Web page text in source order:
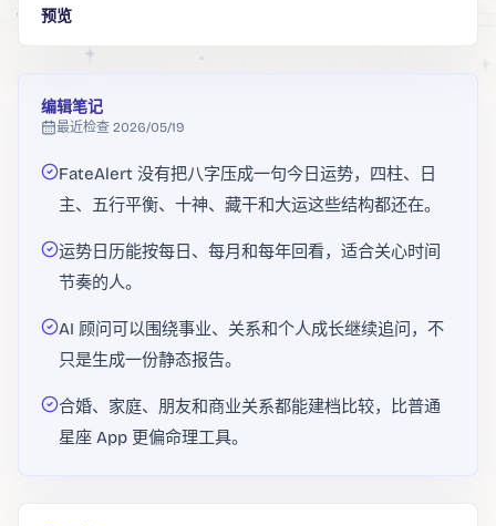
预览
编辑笔记
最近检查 2026/05/19
FateAlert 没有把八字压成一句今日运势，四柱、日
主、五行平衡、十神、藏干和大运这些结构都还在。
运势日历能按每日、每月和每年回看，适合关心时间
节奏的人。
AI 顾问可以围绕事业、关系和个人成长继续追问，不
只是生成一份静态报告。
合婚、家庭、朋友和商业关系都能建档比较，比普通
星座 App 更偏命理工具。